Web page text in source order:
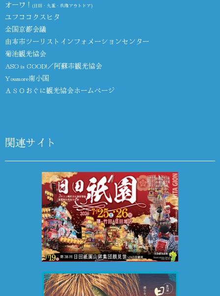
オーワ！ (日田・九重・玖珠アウトドア)
ユフココクスヒタ
全国京都会議
由布市ツーリストインフォメーションセンター
菊池観光協会
ASO is GOOD!／阿蘇市観光協会
Youmore南小国
ＡＳＯおぐに観光協会ホームページ
関連サイト